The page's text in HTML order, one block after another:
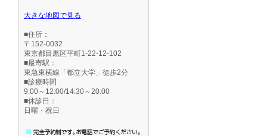
大きな地図で見る
■住所：
〒152-0032
東京都目黒区平町1-22-12-102
■最寄駅：
東急東横線「都立大学」徒歩2分
■診療時間
9:00～12:00/14:30～20:00
■休診日：
日曜・祝日